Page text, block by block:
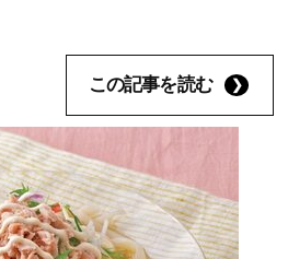
この記事を読む